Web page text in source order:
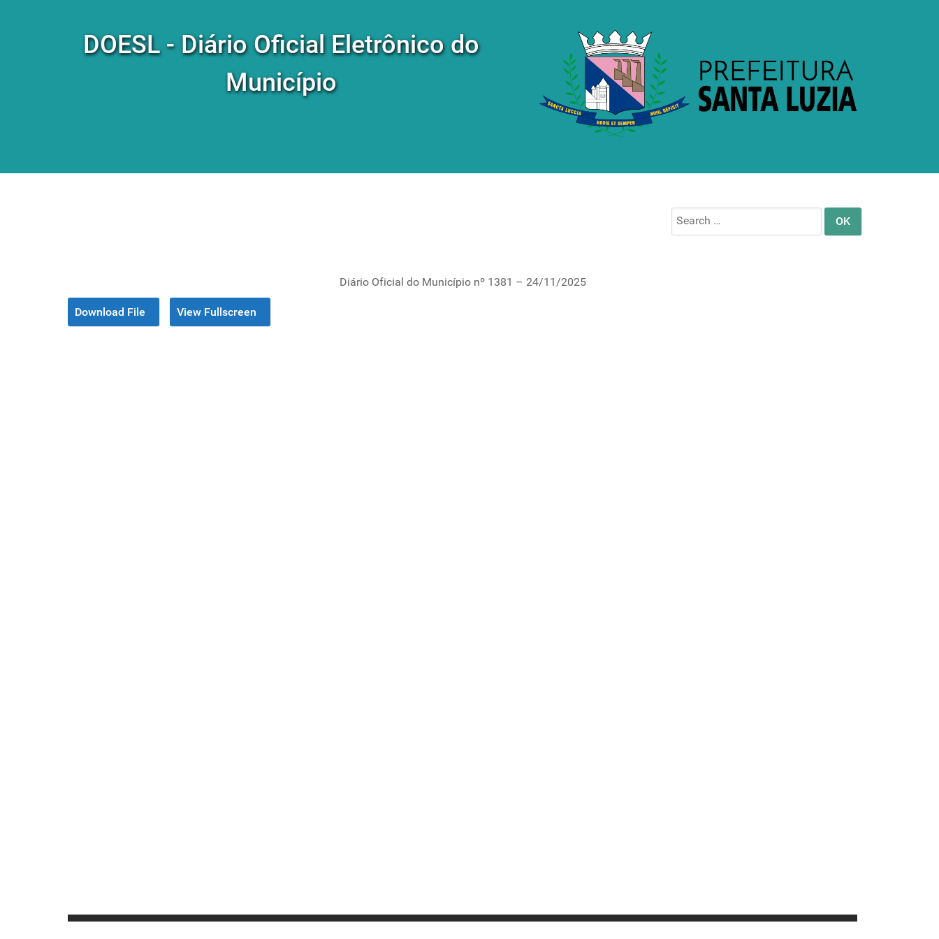
DOESL - Diário Oficial Eletrônico do
Município
Search
for:
Diário Oficial do Município nº 1381 – 24/11/2025
Download File View Fullscreen